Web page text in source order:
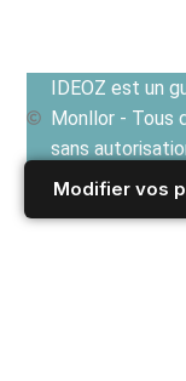
Modifier vos
IDEOZ est un
Monllor - Tous
sans
Voir les